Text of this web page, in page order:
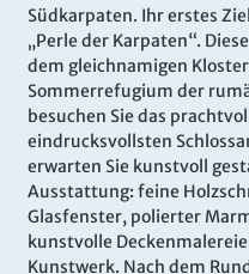
Südkarpaten. Ihr erstes
„Perle der Karpaten“.
dem gleichnamigen
Sommerrefugium der
besuchen Sie das
eindrucksvollsten
erwarten Sie kunstvoll
Ausstattung: feine
Glasfenster, polierter
kunstvolle
Kunstwerk. Nach dem